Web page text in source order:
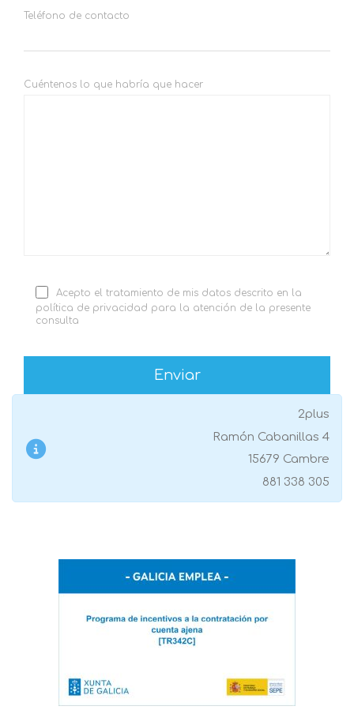
Teléfono de contacto
Cuéntenos lo que habría que hacer
Acepto el tratamiento de mis datos descrito en la
política de privacidad para la atención de la presente
consulta
2plus
Ramón Cabanillas 4
15679 Cambre
881 338 305